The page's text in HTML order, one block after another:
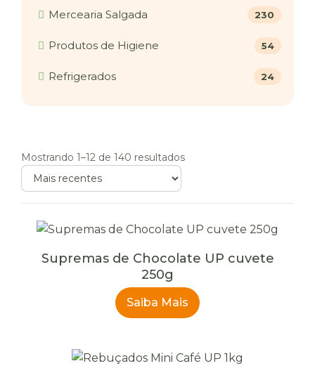
Mercearia Salgada 230
Produtos de Higiene 54
Refrigerados 24
Mostrando 1–12 de 140 resultados
Ordenar
produtos
Supremas de Chocolate UP cuvete
250g
Saiba Mais